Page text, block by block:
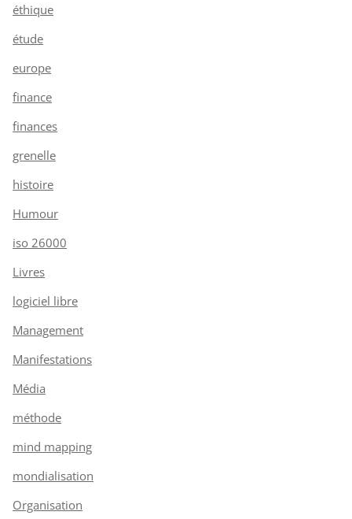
éthique
étude
europe
finance
finances
grenelle
histoire
Humour
iso 26000
Livres
logiciel libre
Management
Manifestations
Média
méthode
mind mapping
mondialisation
Organisation